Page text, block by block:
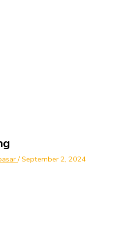
/September 2, 2024